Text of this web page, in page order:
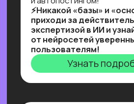
Ты увидишь, как и с помощью чего
реализовывать такие решения,
и узнаешь, как найти 10+ заказчиков
на них даже без опыта работы!
Узнать подробнее